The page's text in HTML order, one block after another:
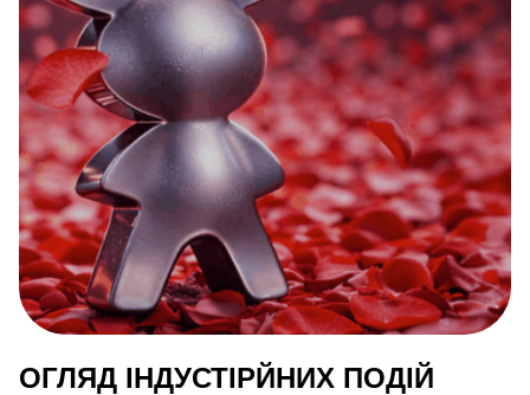
ОГЛЯД ІНДУСТІРЙНИХ ПОДІЙ